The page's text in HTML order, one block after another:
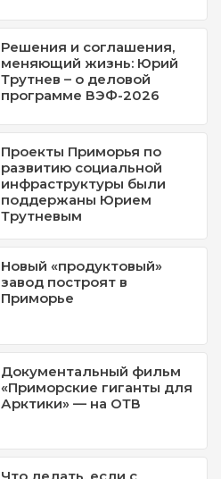
Решения и соглашения,
меняющий жизнь: Юрий
Трутнев – о деловой
программе ВЭФ-2026
Проекты Приморья по
развитию социальной
инфраструктуры были
поддержаны Юрием
Трутневым
Новый «продуктовый»
завод построят в
Приморье
Документальный фильм
«Приморские гиганты для
Арктики» — на ОТВ